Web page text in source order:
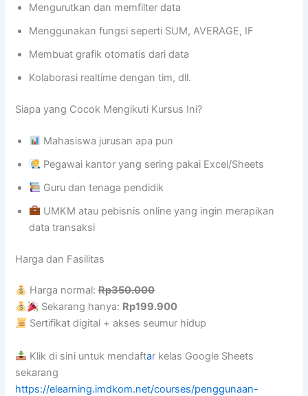
Mengurutkan dan memfilter data
Menggunakan fungsi seperti SUM, AVERAGE, IF
Membuat grafik otomatis dari data
Kolaborasi realtime dengan tim, dll.
Siapa yang Cocok Mengikuti Kursus Ini?
Mahasiswa jurusan apa pun
Pegawai kantor yang sering pakai Excel/Sheets
Guru dan tenaga pendidik
UMKM atau pebisnis online yang ingin merapikan
data transaksi
Harga dan Fasilitas
Harga normal:Rp350.000
Sekarang hanya: Rp199.900
Sertifikat digital + akses seumur hidup
Klik di sini untuk mendaftar kelas Google Sheets
sekarang
https://elearning.imdkom.net/courses/penggunaan-